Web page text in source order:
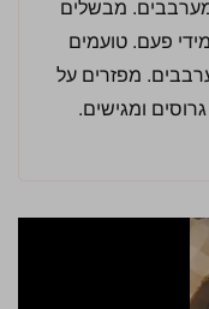
מבשלים
מידי פעם. טועמים
מפזרים על
ומגישים.